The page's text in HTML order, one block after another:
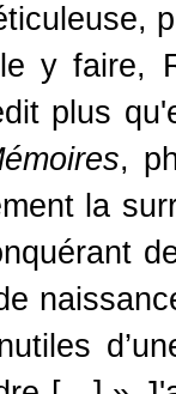
y faire,
plus
,
la